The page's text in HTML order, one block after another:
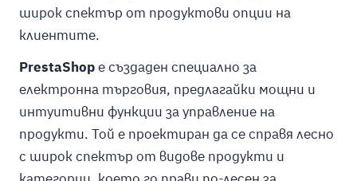
широк спектър от продуктови опции на
клиентите.
PrestaShopе създаден специално за
електронна търговия, предлагайки мощни и
интуитивни функции за управление на
продукти. Той е проектиран да се справя лесно
с широк спектър от видове продукти и